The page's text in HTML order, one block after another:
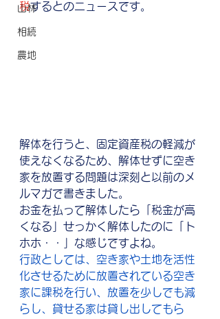
山林
相続
農地
税するとのニュースです。
解体を行うと、固定資産税の軽減が
使えなくなるため、解体せずに空き
家を放置する問題は深刻と以前のメ
ルマガで書きました。
お金を払って解体したら「税金が高
くなる」せっかく解体したのに「ト
ホホ・・」な感じですよね。
行政としては、空き家や土地を活性
化させるために放置されている空き
家に課税を行い、放置を少しでも減
らし、貸せる家は貸し出してもら